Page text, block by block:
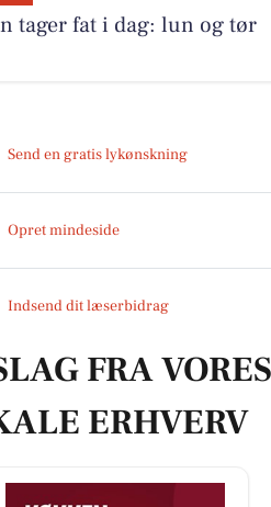
tager fat i dag: lun og tør
Send en gratis lykønskning
Opret mindeside
Indsend dit læserbidrag
FRA VORES
ERHVERV